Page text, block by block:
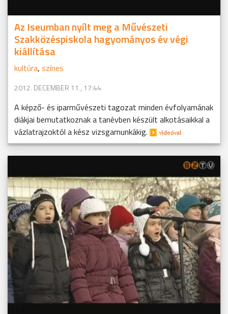
Az Iseumban nyílt meg a Művészeti
Szakközéspiskola hagyományos év végi
kiállítása
kultúra, színes
2012. DECEMBER 11., 17:44
A képző- és iparművészeti tagozat minden évfolyamának
diákjai bemutatkoznak a tanévben készült alkotásaikkal a
vázlatrajzoktól a kész vizsgamunkákig.